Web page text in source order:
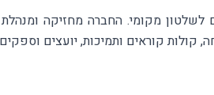
מקומי. החברה מחזיקה
קולות קוראים ותמיכות, יועצים